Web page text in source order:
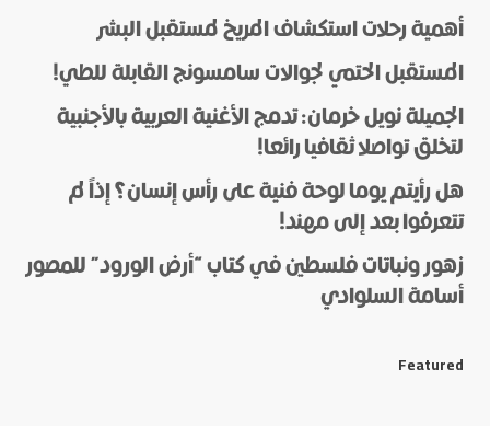
Name
*
E-mail
*
أهمية رحلات استكشاف المريخ لمستقبل البشر
المستقبل الحتمي لجوالات سامسونج القابلة للطي!
الجميلة نويل خرمان: تدمج الأغنية العربية بالأجنبية
لتخلق تواصلا ثقافيا رائعا!
هل رأيتم يوما لوحة فنية على رأس إنسان؟ إذاً لم
تتعرفوا بعد إلى مهند!
زهور ونباتات فلسطين في كتاب “أرض الورود” للمصور
أسامة السلوادي
Featured